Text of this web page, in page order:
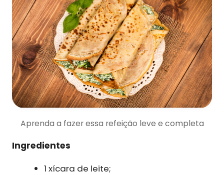
Aprenda a fazer essa refeição leve e completa
Ingredientes
1 xícara de leite;